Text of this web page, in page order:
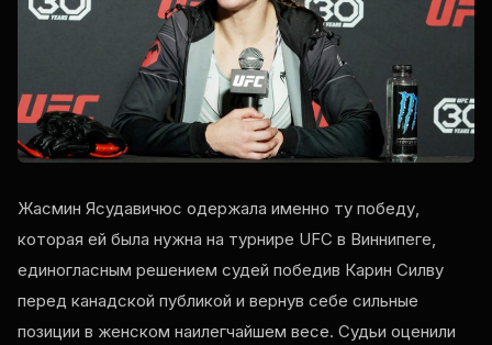
Жасмин Ясудавичюс одержала именно ту победу,
которая ей была нужна на турнире UFC в Виннипеге,
единогласным решением судей победив Карин Силву
перед канадской публикой и вернув себе сильные
позиции в женском наилегчайшем весе. Судьи оценили